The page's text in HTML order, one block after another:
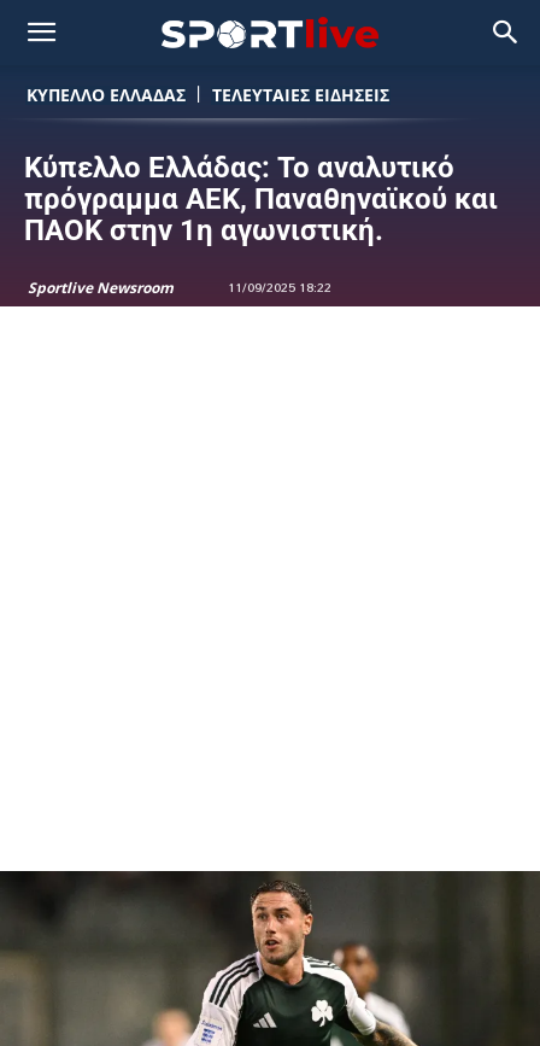
ΚΥΠΕΛΛΟ ΕΛΛΑΔΑΣ ΤΕΛΕΥΤΑΙΕΣ ΕΙΔΗΣΕΙΣ
Κύπελλο Ελλάδας: Το αναλυτικό
πρόγραμμα AEK, Παναθηναϊκού και
ΠAOK στην 1η αγωνιστική.
Sportlive Newsroom 11/09/2025 18:22